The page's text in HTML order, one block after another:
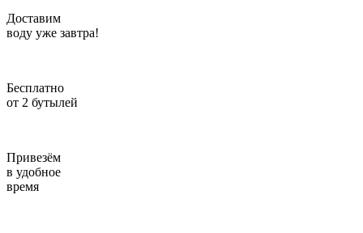
Доставим
воду уже завтра!
Бесплатно
от 2 бутылей
Привезём
в удобное
время
Отправить